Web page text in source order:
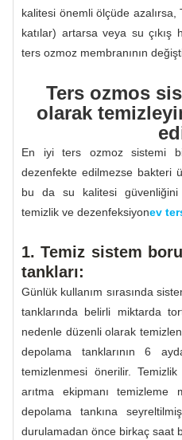
kalitesi önemli ölçüde
katılar) artarsa ​​veya su çıkış
ters ozmoz membranının
Ters ozmos
olarak
En iyi ters ozmoz sistemi
dezenfekte edilmezse bakteri
bu da su kalitesi
temizlik ve dezenfeksiyonev
1. Temiz sistem
tankları:
Günlük kullanım sırasında
tanklarında belirli miktarda
nedenle düzenli olarak
depolama tanklarının 6
temizlenmesi önerilir.
arıtma ekipmanı temizleme
depolama tankına
durulamadan önce birkaç saat